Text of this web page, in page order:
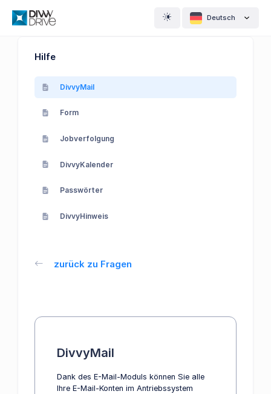
Deutsch
Hilfe
DivvyMail
Form
Jobverfolgung
DivvyKalender
Passwörter
DivvyHinweis
zurück zu Fragen
DivvyMail
Dank des E-Mail-Moduls können Sie alle
Ihre E-Mail-Konten im Antriebssystem